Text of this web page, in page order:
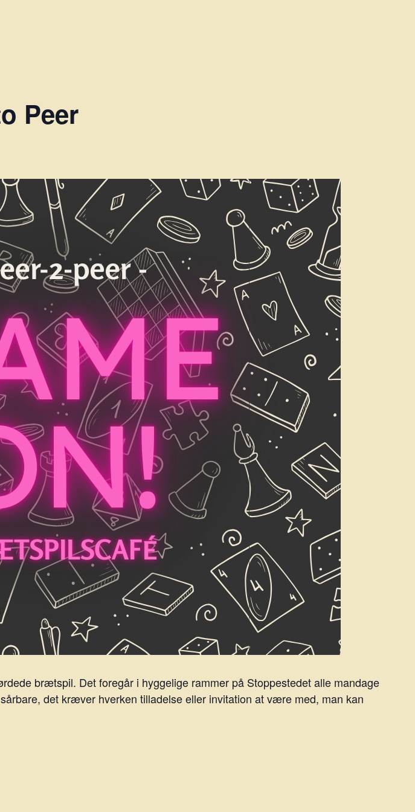
Peer
brætspil. Det foregår i hyggelige rammer på Stoppestedet alle mandage
det kræver hverken tilladelse eller invitation at være med, man kan